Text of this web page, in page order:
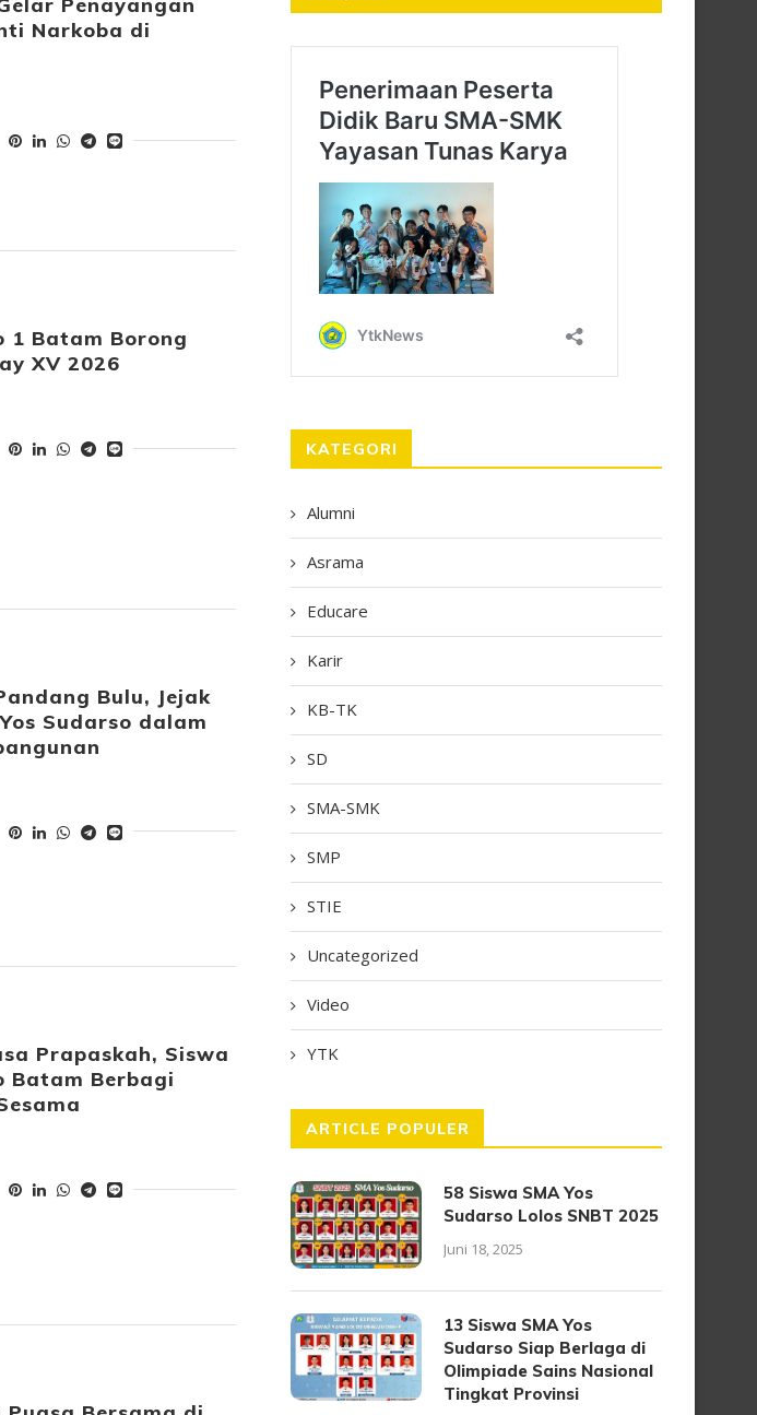
Penayangan
Narkoba di
1 Batam Borong
XV 2026
Bulu, Jejak
Sudarso dalam
Prapaskah, Siswa
Batam Berbagi
KATEGORI
Alumni
Asrama
Educare
Karir
KB-TK
SD
SMA-SMK
SMP
STIE
Uncategorized
Video
YTK
ARTICLE POPULER
58 Siswa SMA Yos
Sudarso Lolos SNBT 2025
Juni 18, 2025
13 Siswa SMA Yos
Sudarso Siap Berlaga di
Olimpiade Sains Nasional
Tingkat Provinsi